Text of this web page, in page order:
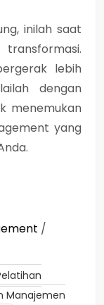
inilah saat
lebih
dengan
menemukan
yang
/
Manajemen